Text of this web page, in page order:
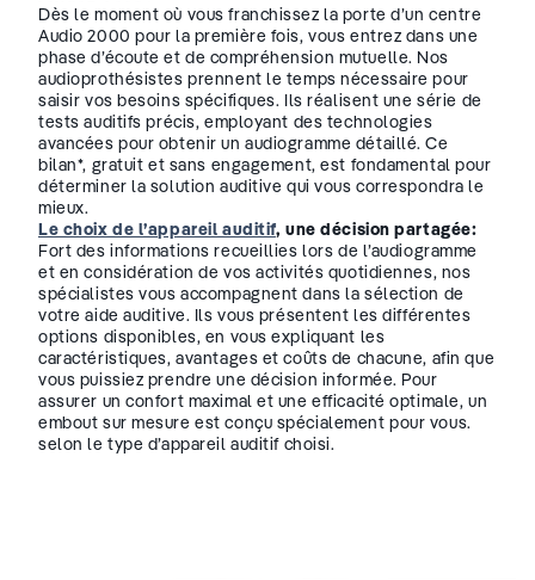
Dès le moment où vous franchissez la porte d’un centre
Audio 2000 pour la première fois, vous entrez dans une
phase d’écoute et de compréhension mutuelle. Nos
audioprothésistes prennent le temps nécessaire pour
saisir vos besoins spécifiques. Ils réalisent une série de
tests auditifs précis, employant des technologies
avancées pour obtenir un audiogramme détaillé. Ce
bilan*, gratuit et sans engagement, est fondamental pour
déterminer la solution auditive qui vous correspondra le
mieux.
Le choix de l’appareil auditif, une décision partagée:
Fort des informations recueillies lors de l’audiogramme
et en considération de vos activités quotidiennes, nos
spécialistes vous accompagnent dans la sélection de
votre aide auditive. Ils vous présentent les différentes
options disponibles, en vous expliquant les
caractéristiques, avantages et coûts de chacune, afin que
vous puissiez prendre une décision informée. Pour
assurer un confort maximal et une efficacité optimale, un
embout sur mesure est conçu spécialement pour vous.
selon le type d’appareil auditif choisi.